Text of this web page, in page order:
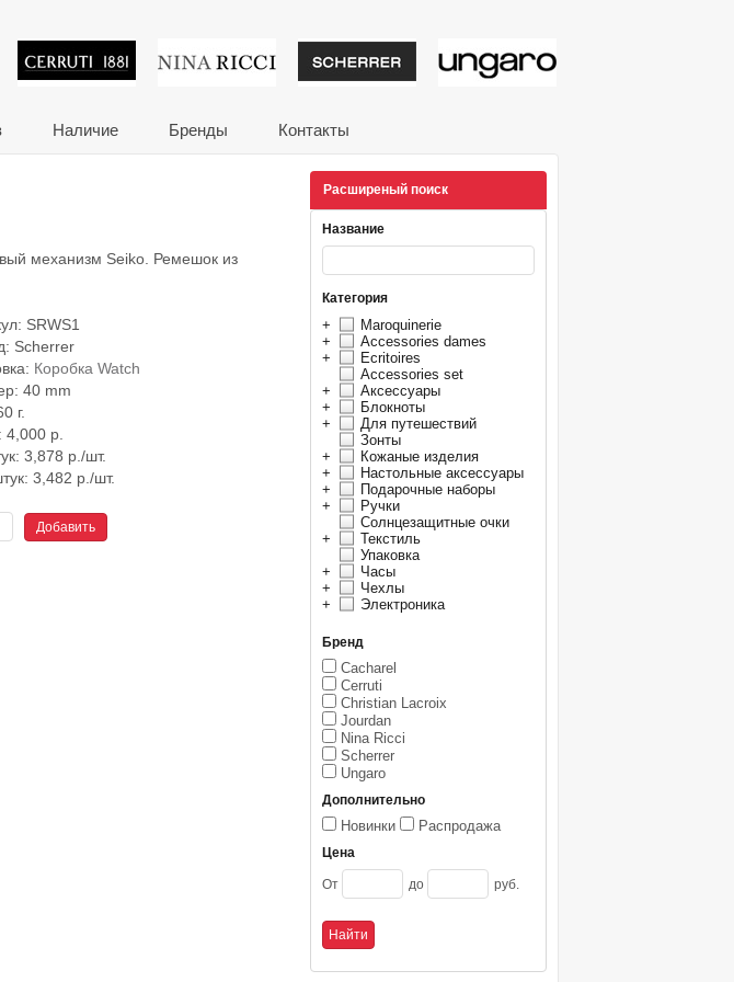
корпоративные подарки от
Наличие Бренды Контакты
Расширеный поиск
Название
Категория
+
Maroquinerie
+
Accessories dames
+
Ecritoires
Accessories set
+
Аксессуары
+
Блокноты
+
Для путешествий
Зонты
+
Кожаные изделия
+
Настольные аксессуары
+
Подарочные наборы
+
Ручки
Солнцезащитные очки
+
Текстиль
Упаковка
+
Часы
+
Чехлы
+
Электроника
Бренд
Cacharel
Cerruti
Christian Lacroix
Jourdan
Nina Ricci
Scherrer
Ungaro
Дополнительно
Новинки Распродажа
Цена
От до руб.
механизм Seiko. Ремешок из
SRWS1
Scherrer
Коробка Watch
40 mm
г.
4,000 р.
3,878 р./шт.
3,482 р./шт.